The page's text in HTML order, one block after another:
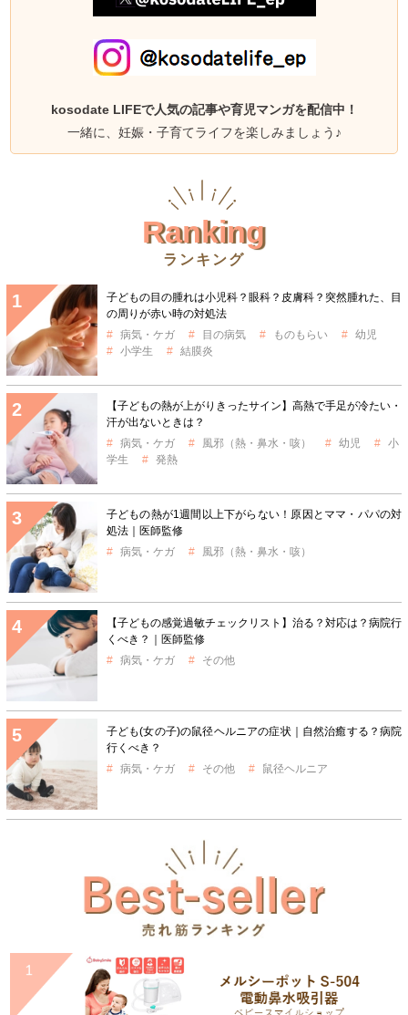
kosodate LIFEで人気の記事や育児マンガを配信中！
一緒に、妊娠・子育てライフを楽しみましょう♪
Ranking
ランキング
子どもの目の腫れは小児科？眼科？皮膚科？突然腫れた、目
の周りが赤い時の対処法
病気・ケガ
目の病気 ものもらい
幼児
小学生
結膜炎
【子どもの熱が上がりきったサイン】高熱で手足が冷たい・
汗が出ないときは？
病気・ケガ
風邪（熱・鼻水・咳） 幼児
小
学生
発熱
子どもの熱が1週間以上下がらない！原因とママ・パパの対
処法｜医師監修
病気・ケガ
風邪（熱・鼻水・咳）
【子どもの感覚過敏チェックリスト】治る？対応は？病院行
くべき？｜医師監修
病気・ケガ
その他
子ども(女の子)の鼠径ヘルニアの症状｜自然治癒する？病院
行くべき？
病気・ケガ
その他 鼠径ヘルニア